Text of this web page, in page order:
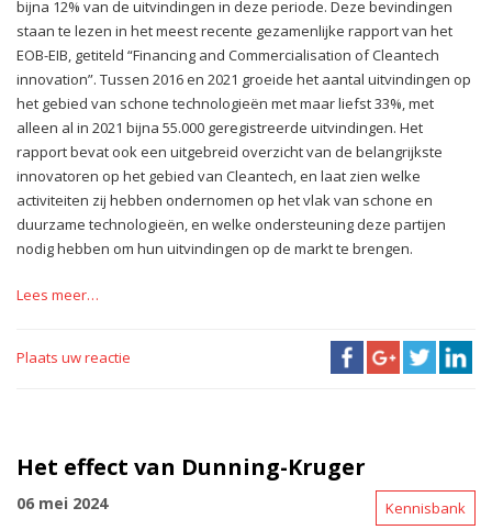
bijna 12% van de uitvindingen in deze periode. Deze bevindingen
staan te lezen in het meest recente gezamenlijke rapport van het
EOB-EIB, getiteld “Financing and Commercialisation of Cleantech
innovation”. Tussen 2016 en 2021 groeide het aantal uitvindingen op
het gebied van schone technologieën met maar liefst 33%, met
alleen al in 2021 bijna 55.000 geregistreerde uitvindingen. Het
rapport bevat ook een uitgebreid overzicht van de belangrijkste
innovatoren op het gebied van Cleantech, en laat zien welke
activiteiten zij hebben ondernomen op het vlak van schone en
duurzame technologieën, en welke ondersteuning deze partijen
nodig hebben om hun uitvindingen op de markt te brengen.
Lees meer…
Plaats uw reactie
Het effect van Dunning-Kruger
06 mei 2024 Kennisbank